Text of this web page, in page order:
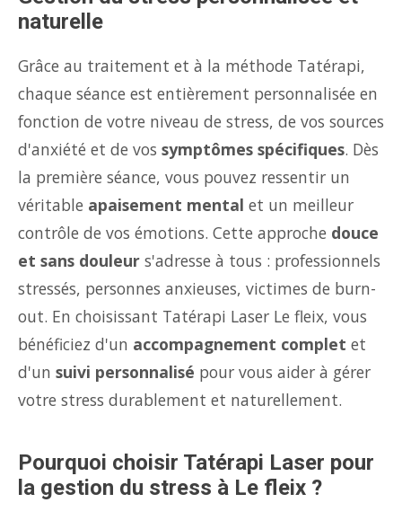
naturelle
Grâce au traitement et à la méthode Tatérapi,
chaque séance est entièrement personnalisée en
fonction de votre niveau de stress, de vos sources
d'anxiété et de vos symptômes spécifiques. Dès
la première séance, vous pouvez ressentir un
véritable apaisement mental et un meilleur
contrôle de vos émotions. Cette approche douce
et sans douleur s'adresse à tous : professionnels
stressés, personnes anxieuses, victimes de burn-
out. En choisissant Tatérapi Laser Le fleix, vous
bénéficiez d'un accompagnement complet et
d'un suivi personnalisé pour vous aider à gérer
votre stress durablement et naturellement.
Pourquoi choisir Tatérapi Laser pour
la gestion du stress à Le fleix ?